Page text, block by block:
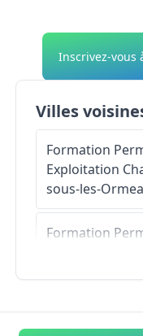
Inscrivez-vous
Villes
Formation
Exploitation
sous-les-
Formation
Formation